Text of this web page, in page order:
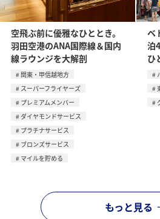
空飛ぶ前に優雅なひととき。
羽田空港のANA国際線＆国内
線ラウンジを大解剖
関東・甲信越地方
スーパーフライヤーズ
プレミアムメンバー
ダイヤモンドサービス
プラチナサービス
ブロンズサービス
マイルを貯める
ベ
泊
ひ
もっと見る